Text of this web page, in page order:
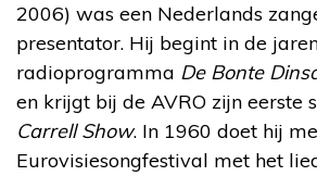
2006) was een Nederlands
presentator. Hij begint in de
radioprogramma De Bonte
en krijgt bij de AVRO zijn eerste
Carrell Show. In 1960 doet hij
Eurovisiesongfestival met het